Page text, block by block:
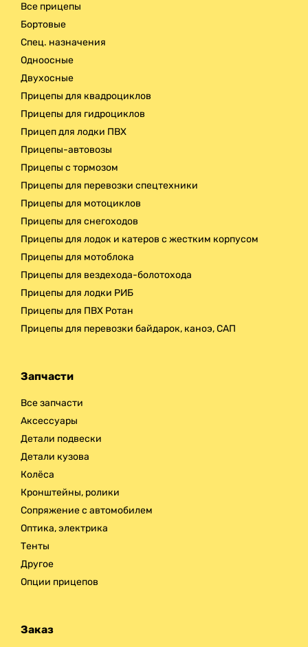
Все прицепы
Бортовые
Спец. назначения
Одноосные
Двухосные
Прицепы для квадроциклов
Прицепы для гидроциклов
Прицеп для лодки ПВХ
Прицепы-автовозы
Прицепы с тормозом
Прицепы для перевозки спецтехники
Прицепы для мотоциклов
Прицепы для снегоходов
Прицепы для лодок и катеров с жестким корпусом
Прицепы для мотоблока
Прицепы для вездехода-болотохода
Прицепы для лодки РИБ
Прицепы для ПВХ Ротан
Прицепы для перевозки байдарок, каноэ, САП
Запчасти
Все запчасти
Аксессуары
Детали подвески
Детали кузова
Колёса
Кронштейны, ролики
Сопряжение с автомобилем
Оптика, электрика
Тенты
Другое
Опции прицепов
Заказ